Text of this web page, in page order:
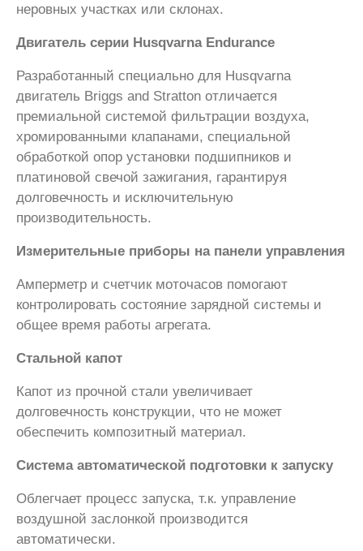
неровных участках или склонах.
Двигатель серии Husqvarna Endurance
Разработанный специально для Husqvarna
двигатель Briggs and Stratton отличается
премиальной системой фильтрации воздуха,
хромированными клапанами, специальной
обработкой опор установки подшипников и
платиновой свечой зажигания, гарантируя
долговечность и исключительную
производительность.
Измерительные приборы на панели управления
Амперметр и счетчик моточасов помогают
контролировать состояние зарядной системы и
общее время работы агрегата.
Стальной капот
Капот из прочной стали увеличивает
долговечность конструкции, что не может
обеспечить композитный материал.
Система автоматической подготовки к запуску
Облегчает процесс запуска, т.к. управление
воздушной заслонкой производится
автоматически.